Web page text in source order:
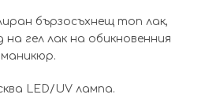
бързосъхнещ топ лак,
гел лак на обикновенния
маникюр.
LED/UV лампа.